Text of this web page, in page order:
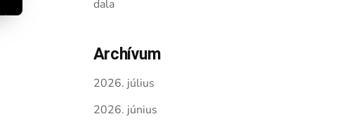
dala
Archívum
2026. július
2026. június